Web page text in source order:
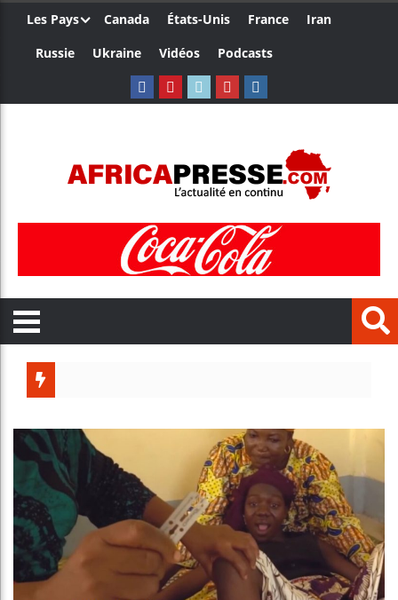
Les Pays Canada États-Unis France
Iran
Russie
Ukraine Vidéos Podcasts
Bénin :